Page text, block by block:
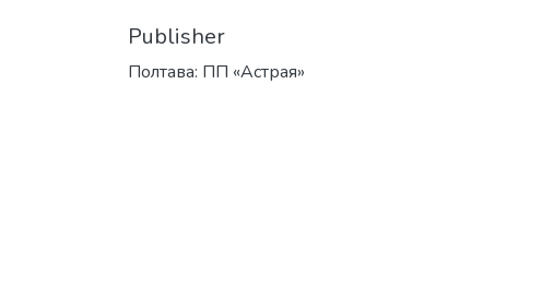
Publisher
Полтава: ПП «Астрая»